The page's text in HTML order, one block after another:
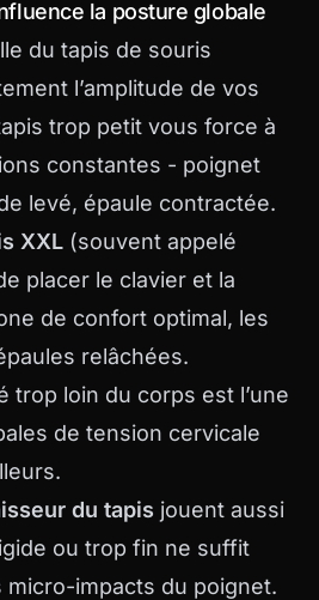
la posture globale
du tapis de souris
l’amplitude de vos
trop petit vous force à
constantes - poignet
levé, épaule contractée.
XXL (souvent appelé
placer le clavier et la
de confort optimal, les
relâchées.
trop loin du corps est l’une
de tension cervicale
du tapis jouent aussi
ou trop fin ne suffit
micro-impacts du poignet.